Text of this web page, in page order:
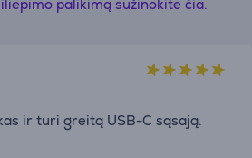
palikimą sužinokite čia.
ir turi greitą USB-C sąsają.